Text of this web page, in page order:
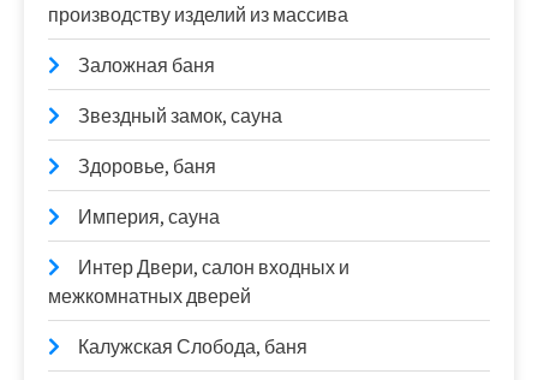
производству изделий из массива
Заложная баня
Звездный замок, сауна
Здоровье, баня
Империя, сауна
Интер Двери, салон входных и
межкомнатных дверей
Калужская Слобода, баня